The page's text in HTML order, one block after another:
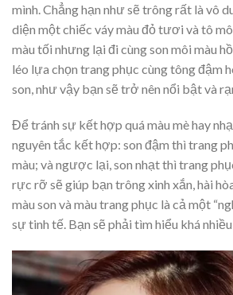
mình. Chẳng hạn như sẽ trông rất là vô
diện một chiếc váy màu đỏ tươi và tô
màu tối nhưng lại đi cùng son môi màu
léo lựa chọn trang phục cùng tông đậm
son, như vậy bạn sẽ trở nên nổi bật và
Để tránh sự kết hợp quá màu mè hay
nguyên tắc kết hợp: son đậm thì trang
màu; và ngược lại, son nhạt thì trang
rực rỡ sẽ giúp bạn trông xinh xắn, hài
màu son và màu trang phục là cả một
sự tinh tế. Bạn sẽ phải tìm hiểu khá